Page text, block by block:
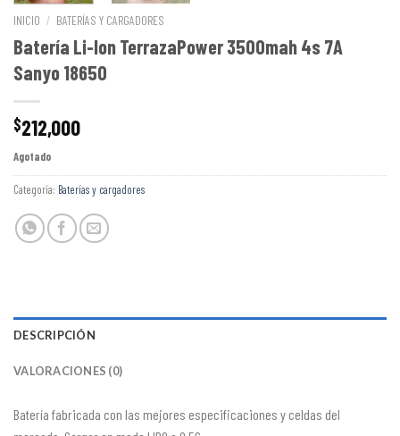
INICIO / BATERÍAS Y CARGADORES
Batería Li-Ion TerrazaPower 3500mah 4s 7A
Sanyo 18650
$212,000
Agotado
Categoría: Baterías y cargadores
DESCRIPCIÓN
VALORACIONES (0)
Batería fabricada con las mejores especificaciones y celdas del